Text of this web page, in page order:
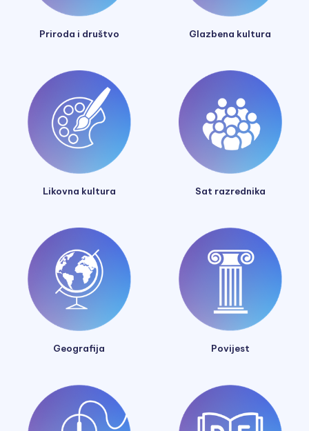
Priroda i društvo Glazbena kultura
Likovna kultura Sat razrednika
Geografija Povijest